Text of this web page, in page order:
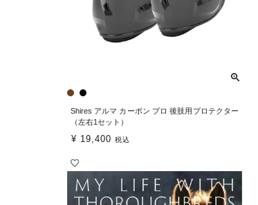
Shires アルマ カーボン プロ 後肢用プロテクター
（左右1セット）
¥ 19,400 税込